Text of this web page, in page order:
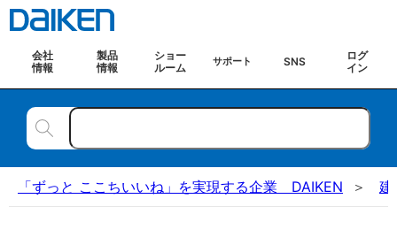
会社
情報
製品
情報
ショー
ルーム
サポート SNS
ログ
イン
「ずっと ここちいいね」を実現する企業 DAIKEN 建